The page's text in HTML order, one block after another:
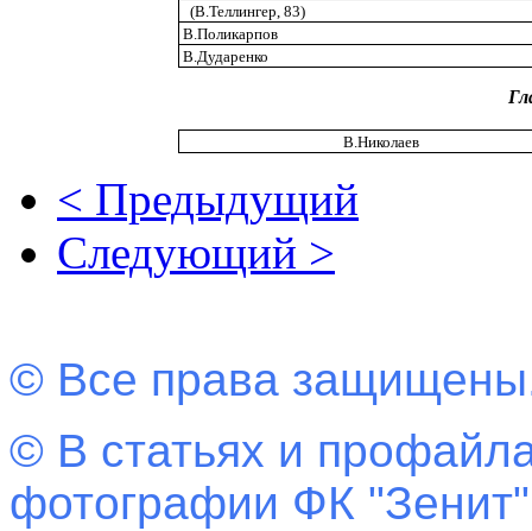
(В.Теллингер, 83)
В.Поликарпов
В.Дударенко
В.Николаев
< Предыдущий
Следующий >
© Все права
© В статьях и
фотографии ФК